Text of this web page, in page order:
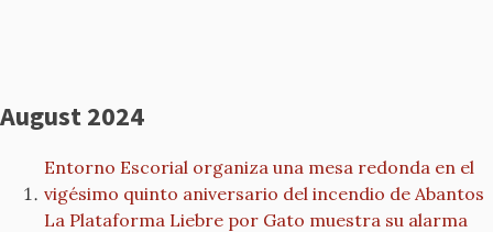
August 2024
Entorno Escorial organiza una mesa redonda en el
vigésimo quinto aniversario del incendio de Abantos
La Plataforma Liebre por Gato muestra su alarma